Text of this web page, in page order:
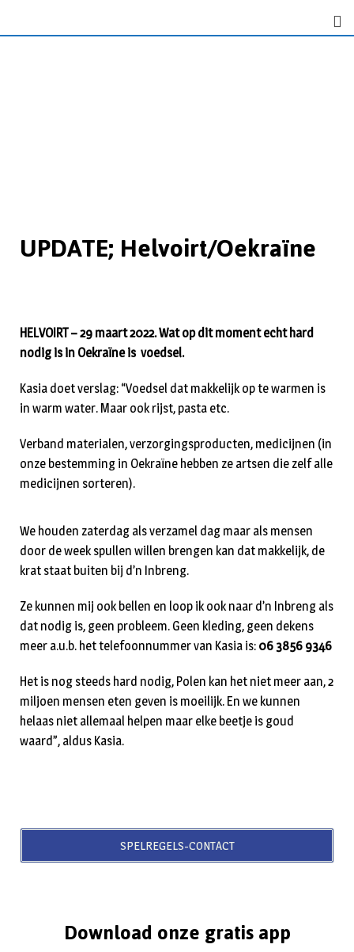
UPDATE; Helvoirt/Oekraïne
HELVOIRT – 29 maart 2022. Wat op dit moment echt hard
nodig is in Oekraïne is voedsel.
Kasia doet verslag: “Voedsel dat makkelijk op te warmen is
in warm water. Maar ook rijst, pasta etc.
Verband materialen, verzorgingsproducten, medicijnen (in
onze bestemming in Oekraïne hebben ze artsen die zelf alle
medicijnen sorteren).
We houden zaterdag als verzamel dag maar als mensen
door de week spullen willen brengen kan dat makkelijk, de
krat staat buiten bij d’n Inbreng.
Ze kunnen mij ook bellen en loop ik ook naar d’n Inbreng als
dat nodig is, geen probleem. Geen kleding, geen dekens
meer a.u.b. het telefoonnummer van Kasia is: 06 3856 9346
Het is nog steeds hard nodig, Polen kan het niet meer aan, 2
miljoen mensen eten geven is moeilijk. En we kunnen
helaas niet allemaal helpen maar elke beetje is goud
waard”, aldus Kasia.
SPELREGELS-CONTACT
Download onze gratis app